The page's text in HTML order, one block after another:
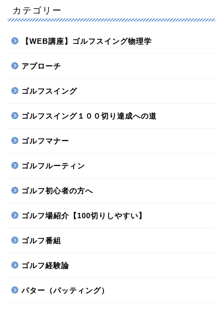
カテゴリー
【WEB講座】ゴルフスイング物理学
アプローチ
ゴルフスイング
ゴルフスイング１００切り達成への道
ゴルフマナー
ゴルフルーティン
ゴルフ初心者の方へ
ゴルフ場紹介【100切りしやすい】
ゴルフ番組
ゴルフ経験論
パター（パッティング）